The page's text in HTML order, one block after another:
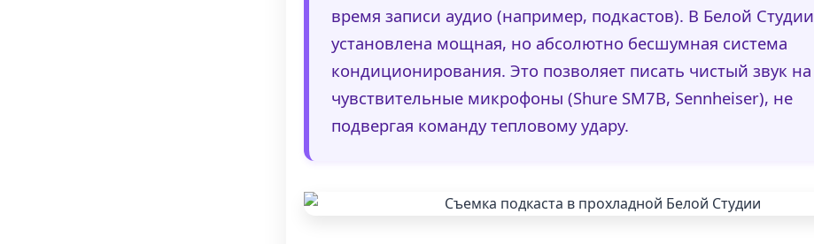
время записи аудио (например, подкастов). В Белой Студии
установлена мощная, но абсолютно бесшумная система
кондиционирования. Это позволяет писать чистый звук на
чувствительные микрофоны (Shure SM7B, Sennheiser), не
подвергая команду тепловому удару.